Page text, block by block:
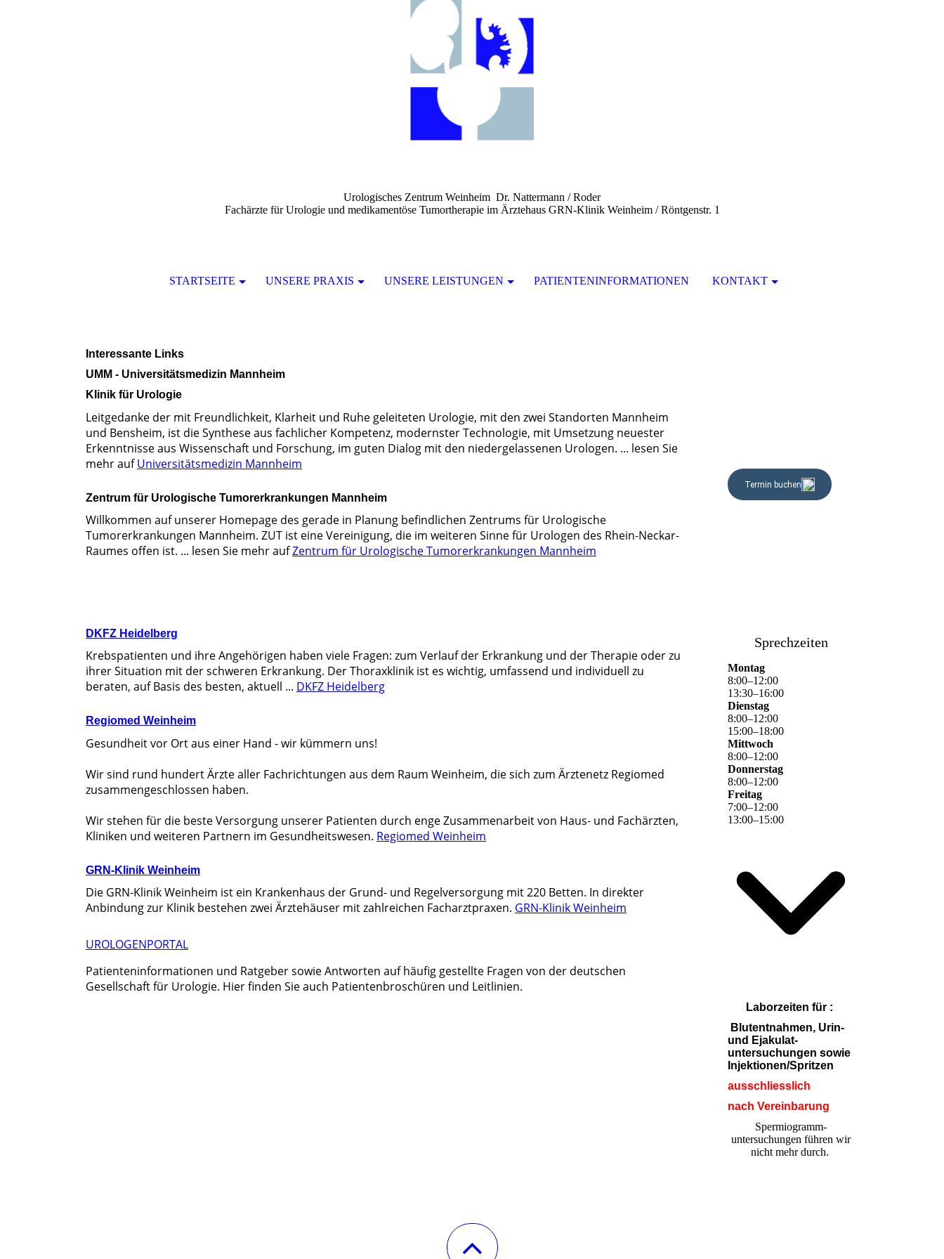
Urologisches Zentrum Weinheim Dr. Nattermann / Roder
Fachärzte für Urologie und medikamentöse Tumortherapie im Ärztehaus GRN-Klinik Weinheim / Röntgenstr. 1
STARTSEITE UNSERE PRAXIS UNSERE LEISTUNGEN PATIENTENINFORMATIONEN KONTAKT
Interessante Links
UMM - Universitätsmedizin Mannheim
Klinik für Urologie
Leitgedanke der mit Freundlichkeit, Klarheit und Ruhe geleiteten Urologie, mit den zwei Standorten Mannheim
und Bensheim, ist die Synthese aus fachlicher Kompetenz, modernster Technologie, mit Umsetzung neuester
Erkenntnisse aus Wissenschaft und Forschung, im guten Dialog mit den niedergelassenen Urologen. ... lesen Sie
mehr aufUniversitätsmedizin Mannheim
Zentrum für Urologische Tumorerkrankungen Mannheim
Willkommen auf unserer Homepage des gerade in Planung befindlichen Zentrums für Urologische
Tumorerkrankungen Mannheim. ZUT ist eine Vereinigung, die im weiteren Sinne für Urologen des Rhein-Neckar-
Raumes offen ist. ... lesen Sie mehr aufZentrum für Urologische Tumorerkrankungen Mannheim
DKFZ Heidelberg
Krebspatienten und ihre Angehörigen haben viele Fragen: zum Verlauf der Erkrankung und der Therapie oder zu
ihrer Situation mit der schweren Erkrankung. Der Thoraxklinik ist es wichtig, umfassend und individuell zu
beraten, auf Basis des besten, aktuell ... DKFZ Heidelberg
Regiomed Weinheim
Gesundheit vor Ort aus einer Hand - wir kümmern uns!
Wir sind rund hundert Ärzte aller Fachrichtungen aus dem Raum Weinheim, die sich zum Ärztenetz Regiomed
zusammengeschlossen haben.
Wir stehen für die beste Versorgung unserer Patienten durch enge Zusammenarbeit von Haus- und Fachärzten,
Kliniken und weiteren Partnern im Gesundheitswesen. Regiomed Weinheim
GRN-Klinik Weinheim
Die GRN-Klinik Weinheim ist ein Krankenhaus der Grund- und Regelversorgung mit 220 Betten. In direkter
Anbindung zur Klinik bestehen zwei Ärztehäuser mit zahlreichen Facharztpraxen. GRN-Klinik Weinheim
UROLOGENPORTAL
Patienteninformationen und Ratgeber sowie Antworten auf häufig gestellte Fragen von der deutschen
Gesellschaft für Urologie. Hier finden Sie auch Patientenbroschüren und Leitlinien.
Sprechzeiten
Montag
8:00–12:00
13:30–16:00
Dienstag
8:00–12:00
15:00–18:00
Mittwoch
8:00–12:00
Donnerstag
8:00–12:00
Freitag
7:00–12:00
13:00–15:00
Laborzeiten für :
Blutentnahmen, Urin-
und Ejakulat-
untersuchungen sowie
Injektionen/Spritzen
ausschliesslich
nach Vereinbarung
Spermiogramm-
untersuchungen führen wir
nicht mehr durch.